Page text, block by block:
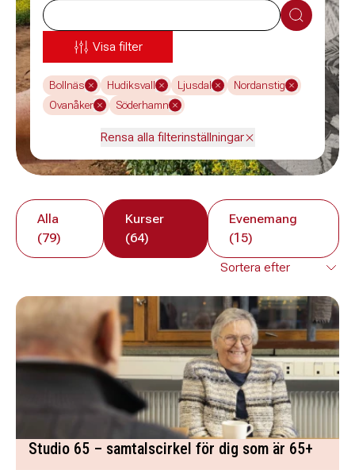
Sök
Visa filter
Bollnäs Hudiksvall Ljusdal
Nordanstig
Ovanåker
Söderhamn
Rensa alla filterinställningar
Alla
(79)
Kurser
(64)
Evenemang
(15)
Studio 65 – samtalscirkel för dig som är 65+